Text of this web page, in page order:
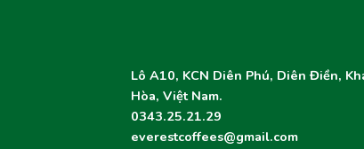
Lô A10, KCN Diên Phú, Diên Điền,
Hòa, Việt Nam.
0343.25.21.29
everestcoffees@gmail.com